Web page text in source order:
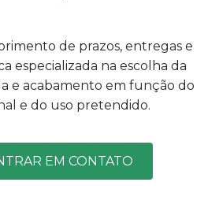
de prazos, entregas e
especializada na escolha da
e acabamento em função do
e do uso pretendido.
EM CONTATO